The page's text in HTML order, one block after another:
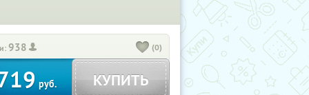
938 (0)
руб. КУПИТЬ